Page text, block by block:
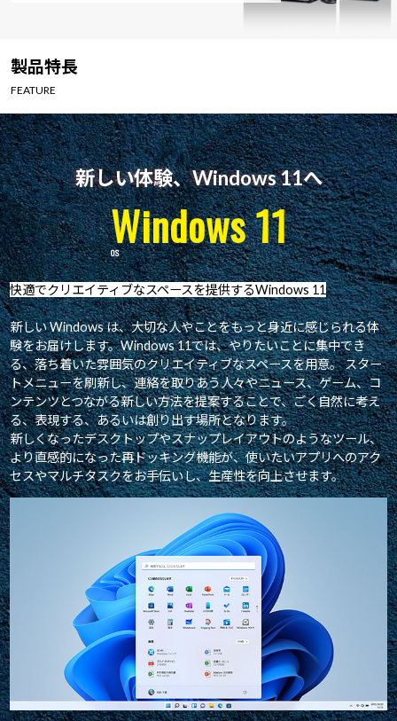
Windows 11
製品特長
FEATURE
新しい体験、Windows 11へ
Windows 11
快適でクリエイティブなスペースを提供するWindows 11
新しい Windows は、大切な人やことをもっと身近に感じられる体
験をお届けします。Windows 11では、やりたいことに集中でき
る、落ち着いた雰囲気のクリエイティブなスペースを用意。 スター
トメニューを刷新し、連絡を取りあう人々やニュース、ゲーム、コ
ンテンツとつながる新しい方法を提案することで、ごく自然に考え
る、表現する、あるいは創り出す場所となります。
新しくなったデスクトップやスナップレイアウトのようなツール、
より直感的になった再ドッキング機能が、使いたいアプリへのアク
セスやマルチタスクをお手伝いし、生産性を向上させます。